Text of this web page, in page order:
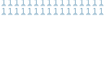
1 1 1 1 1 1 1 1 1 1 1 1 1 1 1 1
1 1 1 1 1 1 1 1 1 1 1 1 1 1 1 1